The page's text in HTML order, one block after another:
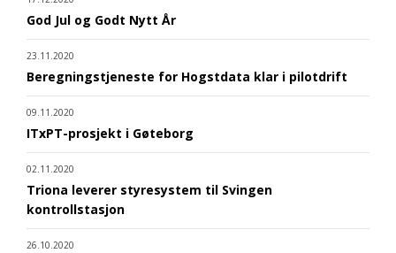
God Jul og Godt Nytt År
23.11.2020
Beregningstjeneste for Hogstdata klar i pilotdrift
09.11.2020
ITxPT-prosjekt i Gøteborg
02.11.2020
Triona leverer styresystem til Svingen
kontrollstasjon
26.10.2020